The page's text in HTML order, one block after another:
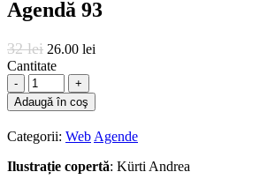
Agendă 93
32 lei 26.00 lei
Cantitate
-
+
Adaugă în coş
Categorii: Web Agende
Ilustrație copertă: Kürti Andrea